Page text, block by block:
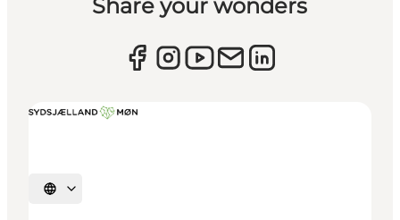
Share your wonders
Vælg sprog